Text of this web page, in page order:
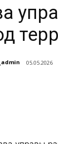
05.05.2026